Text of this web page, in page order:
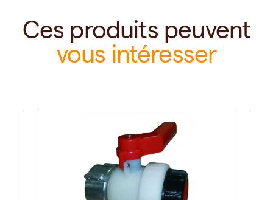
Ces produits peuvent
vous intéresser